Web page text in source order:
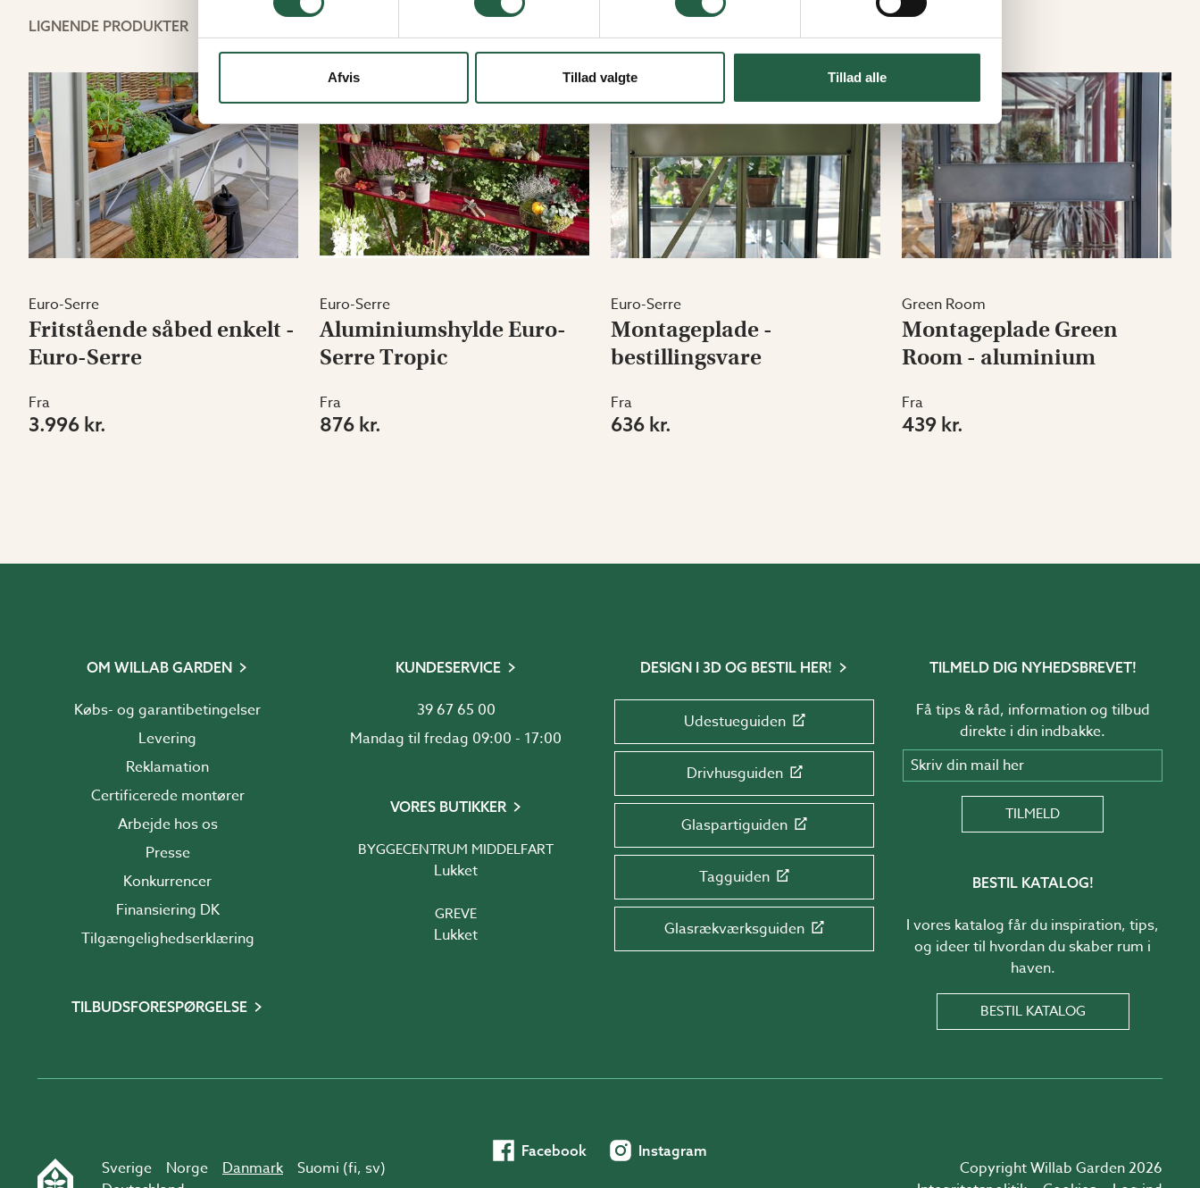
Afvis Tillad valgte Tillad alle
LIGNENDE PRODUKTER
Euro-Serre
Fritstående såbed enkelt -
Euro-Serre
Fra
3.996 kr.
Euro-Serre
Aluminiumshylde Euro-
Serre Tropic
Fra
876 kr.
Euro-Serre
Montageplade -
bestillingsvare
Fra
636 kr.
Green Room
Montageplade Green
Room - aluminium
Fra
439 kr.
OM WILLAB GARDEN
Købs- og garantibetingelser
Levering
Reklamation
Certificerede montører
Arbejde hos os
Presse
Konkurrencer
Finansiering DK
Tilgængelighedserklæring
TILBUDSFORESPØRGELSE
KUNDESERVICE
39 67 65 00
Mandag til fredag 09:00 - 17:00
VORES BUTIKKER
BYGGECENTRUM MIDDELFART
Lukket
GREVE
Lukket
DESIGN I 3D OG BESTIL HER!
Udestueguiden
Drivhusguiden
Glaspartiguiden
Tagguiden
Glasrækværksguiden
TILMELD DIG NYHEDSBREVET!
Få tips & råd, information og tilbud
direkte i din indbakke.
Skriv din mail her
TILMELD
BESTIL KATALOG!
I vores katalog får du inspiration, tips,
og ideer til hvordan du skaber rum i
haven.
BESTIL KATALOG
Facebook Instagram
Sverige Norge Danmark Suomi (fi, sv)
Copyright Willab Garden 2026